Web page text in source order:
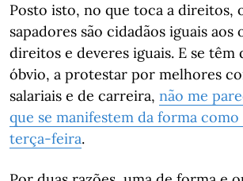
Posto isto, no que toca a direitos,
sapadores são cidadãos iguais
direitos e deveres iguais. E se
óbvio, a protestar por melhores
salariais e de carreira, não me
que se manifestem da forma
terça-feira.